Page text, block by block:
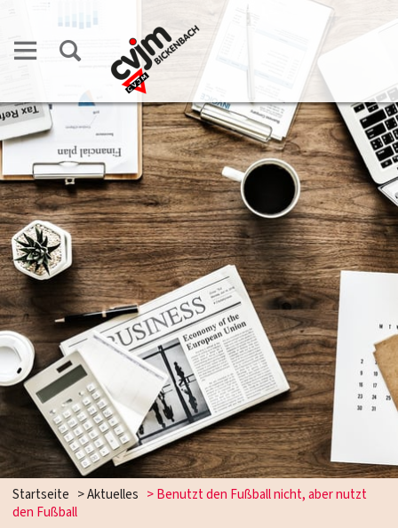
Startseite >Aktuelles >Benutzt den Fußball nicht, aber nutzt
den Fußball